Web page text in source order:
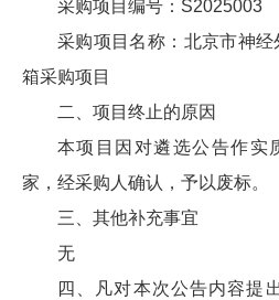
采购项目编号：S2025003
采购项目名称：北京市神
箱采购项目
二、项目终止的原因
本项目因对遴选公告作实
家，经采购人确认，予以废标。
三、其他补充事宜
无
四、凡对本次公告内容提